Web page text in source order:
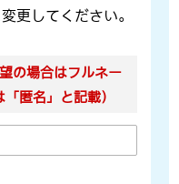
更してください。
の場合はフルネー
匿名」と記載）